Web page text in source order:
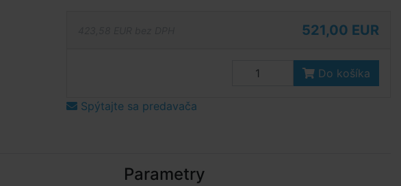
521,00 EUR
Do košíka
Spýtajte sa predavača
Parametry